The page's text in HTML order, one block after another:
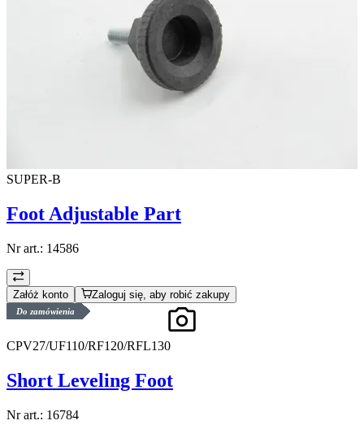
SUPER-B
Foot Adjustable Part
Nr art.: 14586
Załóż konto Zaloguj się, aby robić zakupy
Do zamówienia
CPV27/UF110/RF120/RFL130
Short Leveling Foot
Nr art.: 16784